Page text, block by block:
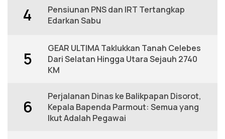
4
Pensiunan PNS dan IRT Tertangkap
Edarkan Sabu
5
GEAR ULTIMA Taklukkan Tanah Celebes
Dari Selatan Hingga Utara Sejauh 2740
KM
6
Perjalanan Dinas ke Balikpapan Disorot,
Kepala Bapenda Parmout: Semua yang
Ikut Adalah Pegawai